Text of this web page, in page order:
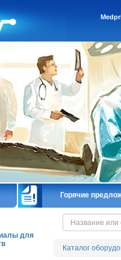
Горячие
Каталог
для